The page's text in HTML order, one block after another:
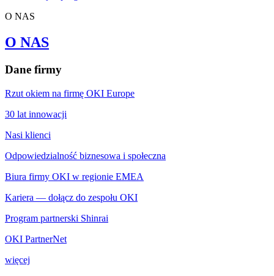
O NAS
O NAS
Dane firmy
Rzut okiem na firmę OKI Europe
30 lat innowacji
Nasi klienci
Odpowiedzialność biznesowa i społeczna
Biura firmy OKI w regionie EMEA
Kariera — dołącz do zespołu OKI
Program partnerski Shinrai
OKI PartnerNet
więcej